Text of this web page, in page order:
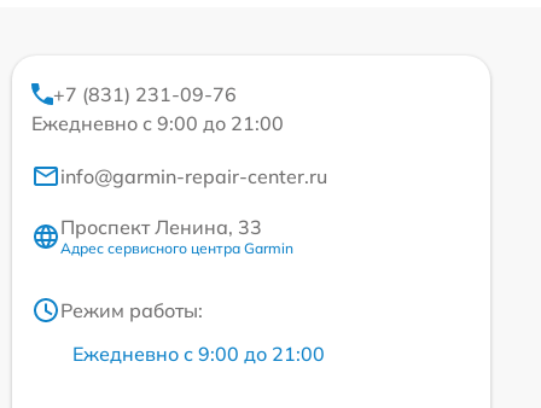
+7 (831) 231-09-76
Ежедневно с 9:00 до 21:00
info@garmin-repair-center.ru
Проспект Ленина, 33
Адрес сервисного центра Garmin
Режим работы:
Ежедневно с 9:00 до 21:00